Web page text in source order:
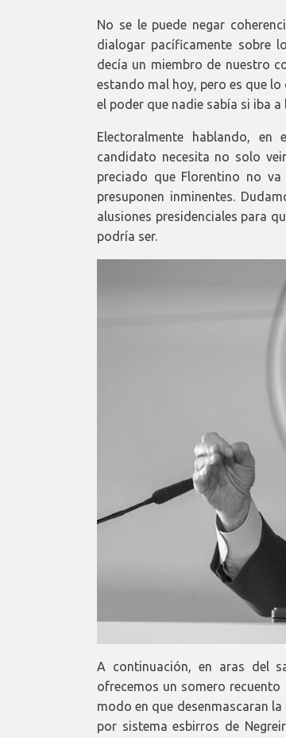
No se le puede negar
dialogar pacíficamente sobre
decía un miembro de nuestro
estando mal hoy, pero es que
el poder que nadie sabía si iba
Electoralmente hablando,
candidato necesita no solo
preciado que Florentino no
presuponen inminentes.
alusiones presidenciales para
podría ser.
A continuación, en aras del
ofrecemos un somero
modo en que desenmascaran
por sistema esbirros de